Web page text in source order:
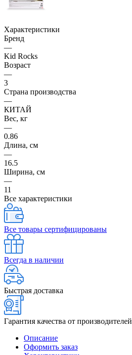
Характеристики
Бренд
—
Kid Rocks
Возраст
—
3
Страна производства
—
КИТАЙ
Вес, кг
—
0.86
Длина, см
—
16.5
Ширина, см
—
11
Все характеристики
Все товары сертифицированы
Всегда в наличии
Быстрая доставка
Гарантия качества от производителей
Описание
Оформить заказ